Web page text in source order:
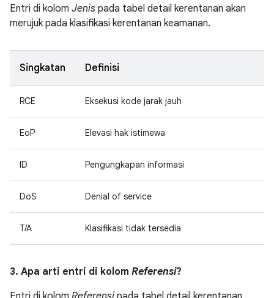
Entri di kolom Jenis pada tabel detail kerentanan akan
merujuk pada klasifikasi kerentanan keamanan.
Singkatan Definisi
RCE Eksekusi kode jarak jauh
EoP Elevasi hak istimewa
ID Pengungkapan informasi
DoS Denial of service
T/A Klasifikasi tidak tersedia
3. Apa arti entri di kolom Referensi?